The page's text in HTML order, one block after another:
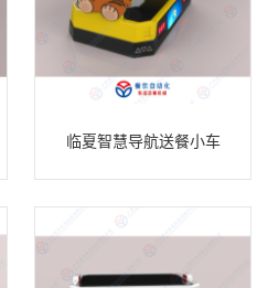
临夏智慧导航送餐小车